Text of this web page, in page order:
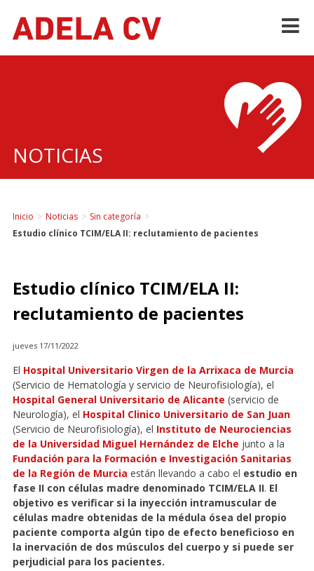
NOTICIAS
Inicio > Noticias > Sin categoría >
Estudio clínico TCIM/ELA II: reclutamiento de pacientes
Estudio clínico TCIM/ELA II:
reclutamiento de pacientes
jueves 17/11/2022
El Hospital Universitario Virgen de la Arrixaca de Murcia
(Servicio de Hematología y servicio de Neurofisiología), el
Hospital General Universitario de Alicante (servicio de
Neurología), el Hospital Clinico Universitario de San Juan
(Servicio de Neurofisiología), el Instituto de Neurociencias
de la Universidad Miguel Hernández de Elche junto a la
Fundación para la Formación e Investigación Sanitarias
de la Región de Murcia están llevando a cabo el estudio en
fase II con células madre denominado TCIM/ELA II. El
objetivo es verificar si la inyección intramuscular de
células madre obtenidas de la médula ósea del propio
paciente comporta algún tipo de efecto beneficioso en
la inervación de dos músculos del cuerpo y si puede ser
perjudicial para los pacientes.